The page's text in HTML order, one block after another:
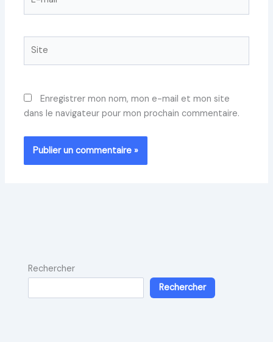
mail*
Enregistrer mon nom, mon e-mail et mon site
dans le navigateur pour mon prochain commentaire.
Rechercher
Rechercher